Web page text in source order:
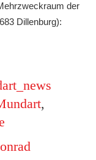
der
Dillenburg):
,